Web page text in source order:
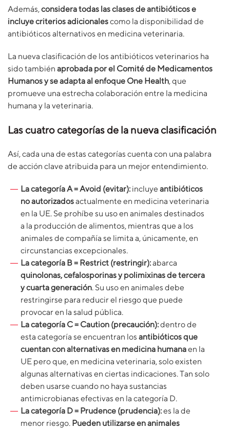
Además,considera todas las clases de antibióticos e
incluye criterios adicionalescomo la disponibilidad de
antibióticos alternativos en medicina veterinaria.
La nueva clasificación de los antibióticos veterinarios ha
sido también aprobada por el Comité de Medicamentos
Humanos y se adapta al enfoque One Health, que
promueve una estrecha colaboración entre la medicina
humana y la veterinaria.
Las cuatro categorías de la nueva clasificación
Así, cada una de estas categorías cuenta con una palabra
de acción clave atribuida para un mejor entendimiento.
La categoría A = Avoid (evitar): incluye antibióticos
no autorizadosactualmente en medicina veterinaria
en la UE. Se prohíbe su uso en animales destinados
a la producción de alimentos, mientras que a los
animales de compañía se limita a, únicamente, en
circunstancias excepcionales.
La categoría B = Restrict (restringir):abarca
quinolonas, cefalosporinas y polimixinas de tercera
y cuarta generación. Su uso en animales debe
restringirse para reducir el riesgo que puede
provocar en la salud pública.
La categoría C = Caution (precaución):dentro de
esta categoría se encuentran los antibióticos que
cuentan con alternativas en medicina humanaen la
UE pero que, en medicina veterinaria, solo existen
algunas alternativas en ciertas indicaciones. Tan solo
deben usarse cuando no haya sustancias
antimicrobianas efectivas en la categoría D.
La categoría D = Prudence (prudencia):es la de
menor riesgo. Pueden utilizarse en animales